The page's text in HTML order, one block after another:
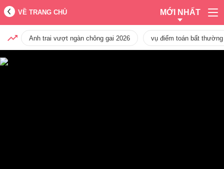
VỀ TRANG CHỦ MỚI NHẤT
Anh trai vượt ngàn chông gai 2026 vụ điểm toán bất